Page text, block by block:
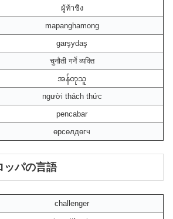
ผู้ท้าชิง
mapanghamong
garşydaş
चुनौती गर्ने व्यक्ति
အန်တုသူ
người thách thức
pencabar
өрсөлдөгч
ッパの言語
challenger